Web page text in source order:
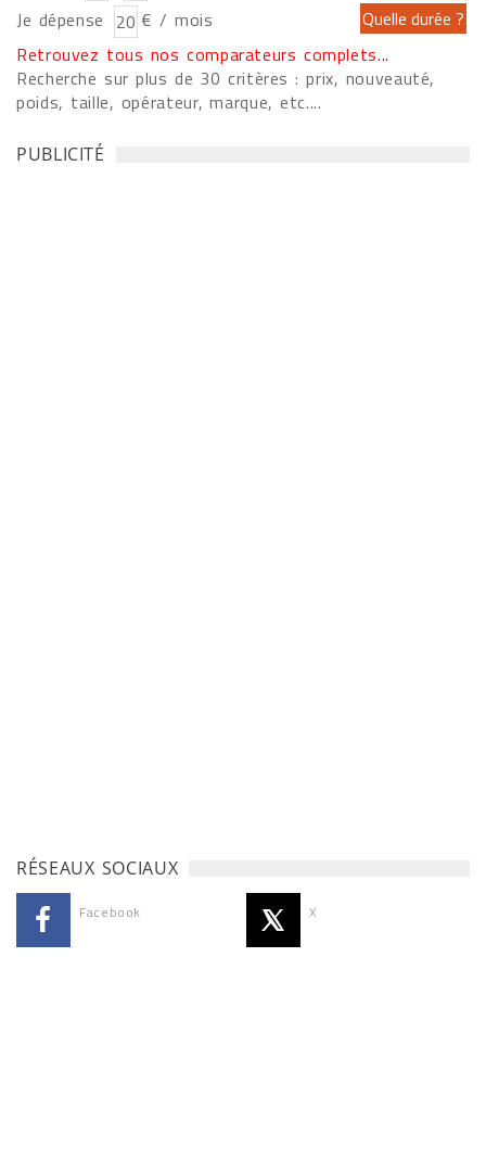
Je dépense
€ / mois
Retrouvez tous nos comparateurs complets...
Recherche sur plus de 30 critères : prix, nouveauté,
poids, taille, opérateur, marque, etc....
PUBLICITÉ
RÉSEAUX SOCIAUX
Facebook X